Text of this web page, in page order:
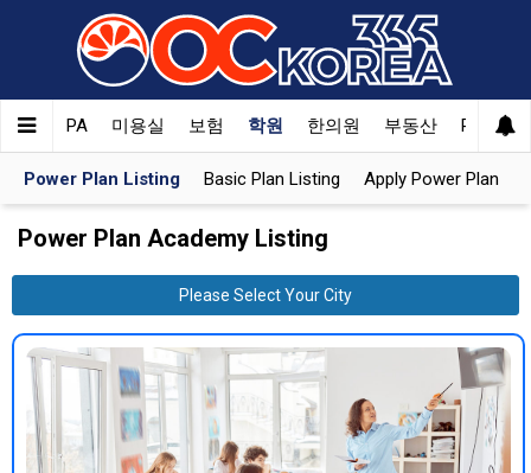
CPA 미용실 보험 학원 한의원 부동산 PET
Power Plan Listing Basic Plan Listing Apply Power Plan
Power Plan Academy Listing
Please Select Your City